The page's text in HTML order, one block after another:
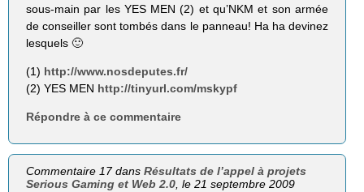
sous-main par les YES MEN (2) et qu’NKM et son armée
de conseiller sont tombés dans le panneau! Ha ha devinez
lesquels 🙂
(1) http://www.nosdeputes.fr/
(2) YES MEN http://tinyurl.com/mskypf
Répondre à ce commentaire
Commentaire 17 dansRésultats de l’appel à projets
Serious Gaming et Web 2.0, le 21 septembre 2009